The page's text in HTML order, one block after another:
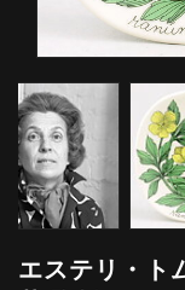
エステリ・ト